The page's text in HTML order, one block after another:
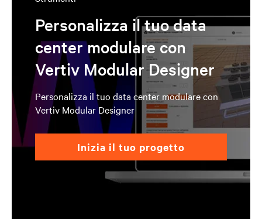
Personalizza il tuo data
center modulare con
Vertiv Modular Designer
Personalizza il tuo data center modulare con
Vertiv Modular Designer
inizia il tuo progetto